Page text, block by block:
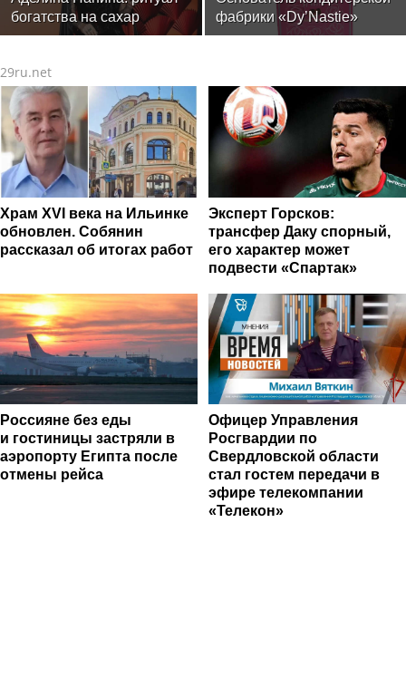
богатства на сахар
фабрики «Dy’Nastie»
Георгий Хачинян: как
работают, а какие -
маркетинг
29ru.net
Храм XVI века на Ильинке
обновлен. Собянин
рассказал об итогах работ
Эксперт Горсков:
трансфер Даку спорный,
его характер может
подвести «Спартак»
Россияне без еды
и гостиницы застряли в
аэропорту Египта после
отмены рейса
Офицер Управления
Росгвардии по
Свердловской области
стал гостем передачи в
эфире телекомпании
«Телекон»